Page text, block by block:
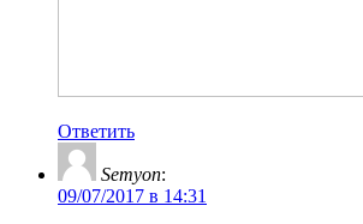
Ответить
Semyon:
09/07/2017 в 14:31